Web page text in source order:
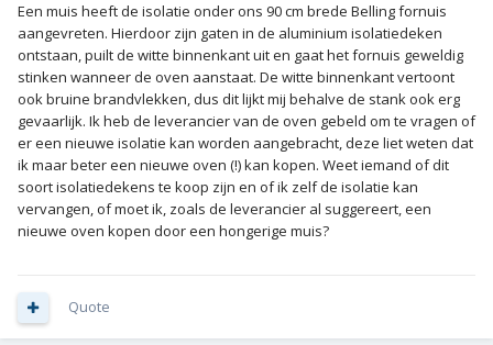
Een muis heeft de isolatie onder ons 90 cm brede Belling fornuis
aangevreten. Hierdoor zijn gaten in de aluminium isolatiedeken
ontstaan, puilt de witte binnenkant uit en gaat het fornuis geweldig
stinken wanneer de oven aanstaat. De witte binnenkant vertoont
ook bruine brandvlekken, dus dit lijkt mij behalve de stank ook erg
gevaarlijk. Ik heb de leverancier van de oven gebeld om te vragen of
er een nieuwe isolatie kan worden aangebracht, deze liet weten dat
ik maar beter een nieuwe oven (!) kan kopen. Weet iemand of dit
soort isolatiedekens te koop zijn en of ik zelf de isolatie kan
vervangen, of moet ik, zoals de leverancier al suggereert, een
nieuwe oven kopen door een hongerige muis?
Quote